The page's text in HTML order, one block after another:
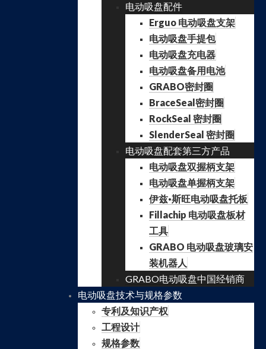
电动吸盘配件
Erguo 电动吸盘支架
电动吸盘手提包
电动吸盘充电器
电动吸盘备用电池
GRABO密封圈
BraceSeal密封圈
RockSeal 密封圈
SlenderSeal 密封圈
电动吸盘配套第三方产品
电动吸盘双握柄支架
电动吸盘单握柄支架
伊兹·斯旺电动吸盘托板
Fillachip 电动吸盘板材
工具
GRABO 电动吸盘玻璃安
装机器人
GRABO电动吸盘中国经销商
电动吸盘技术与规格参数
专利及知识产权
工程设计
规格参数